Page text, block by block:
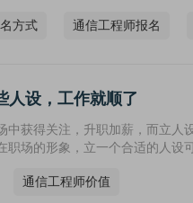
方式 通信工程师报名
人设，工作就顺了
中获得关注，升职加薪，而立
职场的形象，立一个合适的人
通信工程师价值